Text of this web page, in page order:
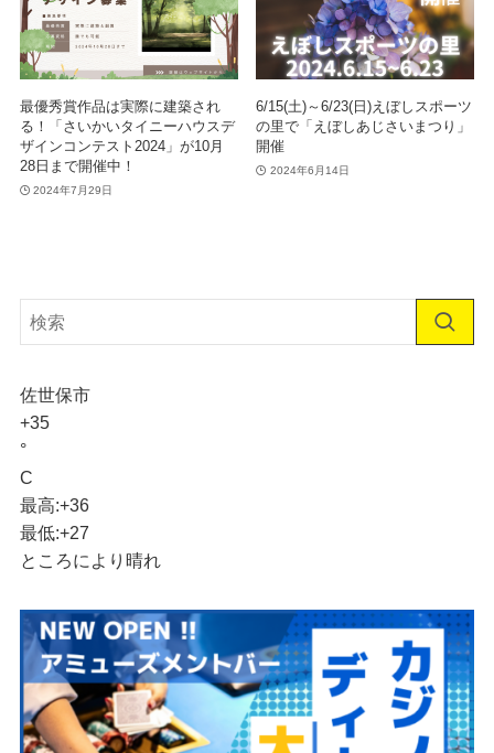
最優秀賞作品は実際に建築され
る！「さいかいタイニーハウスデ
ザインコンテスト2024」が10月
28日まで開催中！
2024年7月29日
6/15(土)～6/23(日)えぼしスポーツ
の里で「えぼしあじさいまつり」
開催
2024年6月14日
佐世保市
+35
°
C
最高:+36
最低:+27
ところにより晴れ